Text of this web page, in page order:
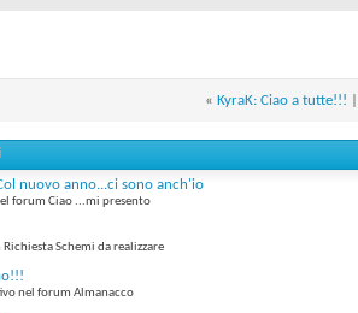
« KyraK: Ciao a tutte!!!
nuovo anno...ci sono anch'io
forum Ciao ...mi presento
Schemi da realizzare
nel forum Almanacco